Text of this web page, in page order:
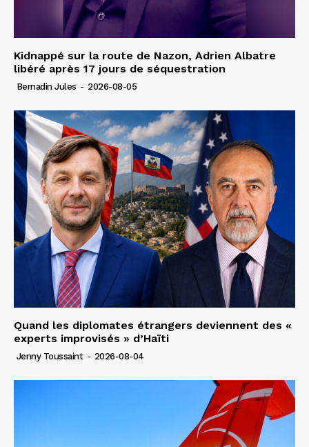
Kidnappé sur la route de Nazon, Adrien Albatre
libéré après 17 jours de séquestration
Bernadin Jules - 2026-08-05
Quand les diplomates étrangers deviennent des «
experts improvisés » d’Haïti
Jenny Toussaint - 2026-08-04